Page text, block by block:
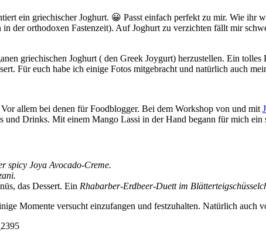
ein griechischer Joghurt. 😀 Passt einfach perfekt zu mir. Wie ihr
der orthodoxen Fastenzeit). Auf Joghurt zu verzichten fällt mir
griechischen Joghurt ( den Greek Joygurt) herzustellen. Ein
Für euch habe ich einige Fotos mitgebracht und natürlich auch
allem bei denen für Foodblogger. Bei dem Workshop von und mit
und Drinks. Mit einem Mango Lassi in der Hand begann für mich ein
spicy Joya Avocado-Creme.
das Dessert. Ein Rhabarber-Erdbeer-Duett im
Momente versucht einzufangen und festzuhalten. Natürlich auch